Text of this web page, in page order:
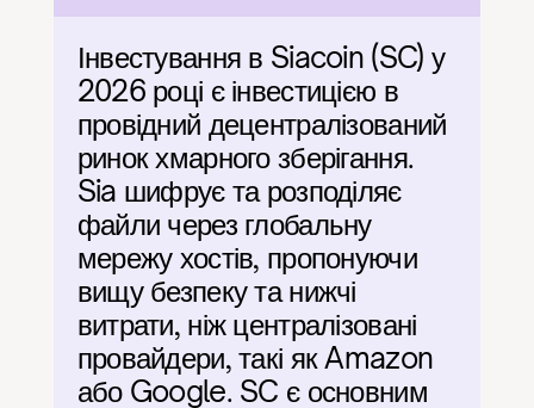
Інвестування в Siacoin (SC) у
2026 році є інвестицією в
провідний децентралізований
ринок хмарного зберігання.
Sia шифрує та розподіляє
файли через глобальну
мережу хостів, пропонуючи
вищу безпеку та нижчі
витрати, ніж централізовані
провайдери, такі як Amazon
або Google. SC є основним